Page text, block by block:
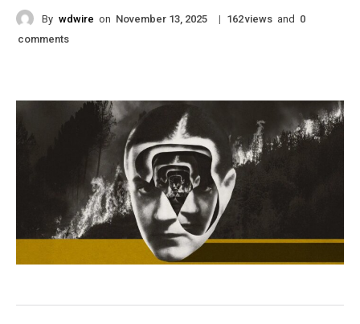
By wdwire on November 13, 2025 | 162views and 0
comments